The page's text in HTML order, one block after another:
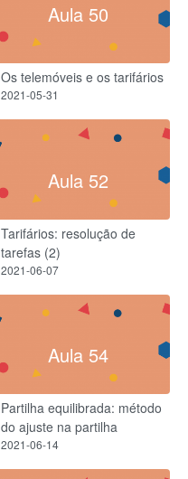
Aula 50
Os telemóveis e os tarifários
2021-05-31
Aula 52
Tarifários: resolução de
tarefas (2)
2021-06-07
Aula 54
Partilha equilibrada: método
do ajuste na partilha
2021-06-14